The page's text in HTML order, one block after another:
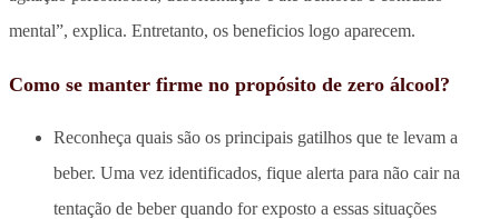
mental”, explica. Entretanto, os beneficios logo aparecem.
Como se manter firme no propósito de zero álcool?
Reconheça quais são os principais gatilhos que te levam a
beber. Uma vez identificados, fique alerta para não cair na
tentação de beber quando for exposto a essas situações